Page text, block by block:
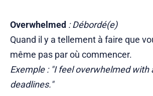
Overwhelmed : Débordé(e)
Quand il y a tellement à faire que
même pas par où commencer.
Exemple : "I feel overwhelmed with
deadlines."